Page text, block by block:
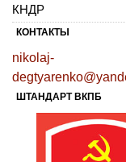
КНДР
КОНТАКТЫ
nikolaj-
ШТАНДАРТ ВКПБ